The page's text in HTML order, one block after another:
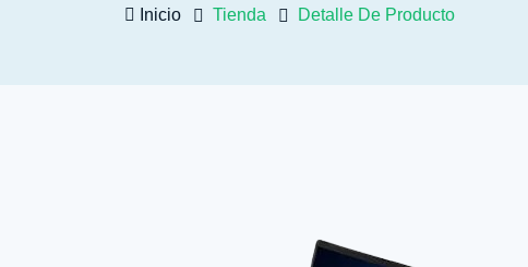
Inicio Tienda Detalle De Producto